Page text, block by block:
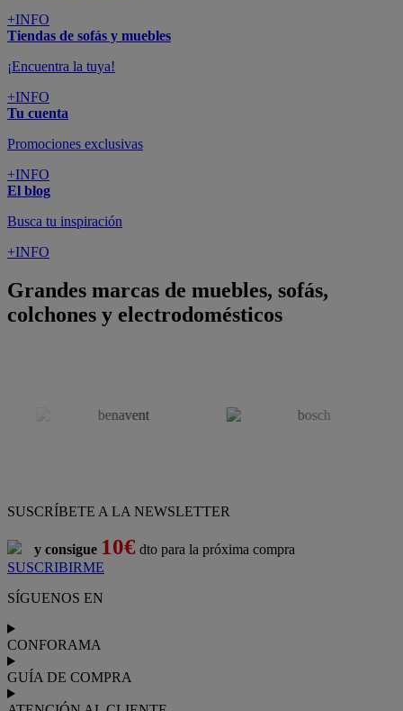
+INFO
Tiendas de sofás y muebles
¡Encuentra la tuya!
+INFO
Tu cuenta
Promociones exclusivas
+INFO
El blog
Busca tu inspiración
+INFO
Grandes marcas de muebles, sofás,
colchones y electrodomésticos
SUSCRÍBETE A LA NEWSLETTER
y consigue 10€ dto para la próxima compra
SUSCRIBIRME
SÍGUENOS EN
CONFORAMA
GUÍA DE COMPRA